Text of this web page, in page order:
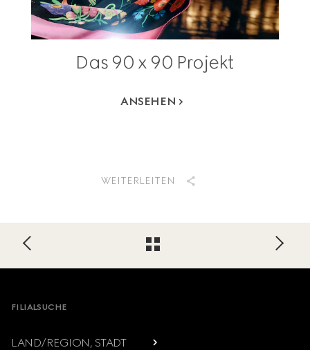
Das 90 x 90 Projekt
ANSEHEN
WEITERLEITEN
Footer
FILIALSUCHE
LAND/REGION, STADT